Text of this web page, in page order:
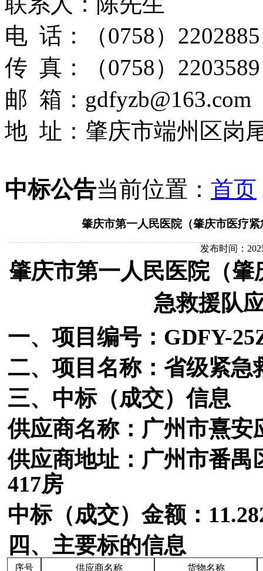
电 话：（0758）2202885
传 真：（0758）2203589
邮 箱：gdfyzb@163.com
地 址：肇庆市端州区岗
中标公告当前位置： 首页
肇庆市第一人民医院（肇庆市医疗
发布时间：
肇庆市第一人民医院（
急救援队
一、项目编号： GDFY-
二、项目名称： 省级紧急
三、中标（成交）信息
供应商名称：广州市熹安
供应商地址：广州市番禺
417房
中标（成交）金额：
四、主要标的信息
序号 供应商名称 货物名称